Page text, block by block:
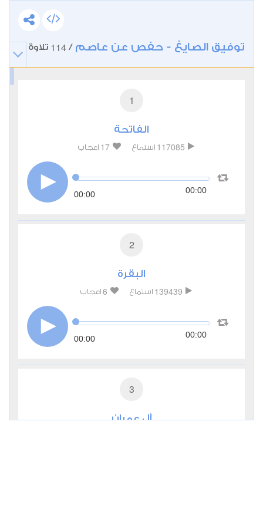
توفيق الصايغ - حفص عن عاصم /
114 تلاوة
1
الفاتحة
117085 استماع 17 اعجاب
00:00 00:00
2
البقرة
139439 استماع 6 اعجاب
00:00 00:00
3
آل عمران